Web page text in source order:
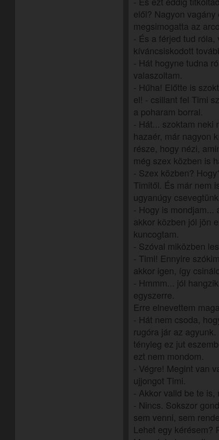
elől? Nagyon
megsimogatta az
- És a férjed tud
kíváncsiskodott
- Hát hogyne tudna
valaszoltam.
- Hűha! Előtte is
el! - csillant fel Timi
a poharam borral.
- Hát... szoktam neki
hazaér, már nagyon
része, hogy nézi,
még szex közben is
- Szex közben?
Timitől. És már nem
ugyanúgy
- Hogy is mondjam...
akkor közben jól jön
kuncogtam.
- Szóval miközben
- Timi! Ennyire
akkor igen, így
- Hmmm... jól
egyszerre.
Erre elnevettem
- Hát nem csoda,
rugóra jár az
tényleg ez jut
ezt nem mondom.
- Végre! Megint van
ujjongot Timi.
- Akkor valld be te
- Nincs. Sokszor
sem venni, sem
Lehet egy kérésem?